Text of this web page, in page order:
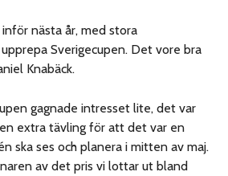
nästa år, med stora
Sverigecupen. Det vore bra
Knabäck.
gagnade intresset lite, det var
extra tävling för att det var en
ska ses och planera i mitten av maj.
av det pris vi lottar ut bland